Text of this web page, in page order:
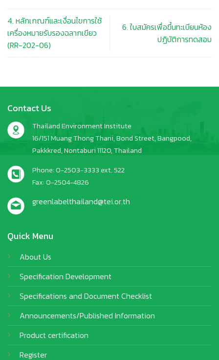
4. หลักเกณฑ์และเงื่อนไขการใช้
เครื่องหมายรับรองฉลากเขียว
(RR-202-06)
6. ใบสมัครเพื่อขึ้นทะเบียนห้อง
ปฏิบัติการทดสอบ
Quick Menu
About Us
Specification Development
Specifications and Document Checklist
Announcements/Published Information
Product certification
Register
Contact Us
Thailand Environment Institute
16/151 Muang Thong Thani, Bond Street, Bangpood,
Pakkkred, Nontaburi 11120, Thailand
Phone: 0-2503-3333 ext. 522
Fax: 0-2504-4826
greenlabelthailand@tei.or.th